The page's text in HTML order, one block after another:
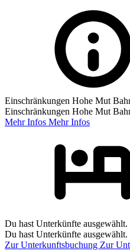
Einschränkungen Hohe Mut
Einschränkungen Hohe Mut
Mehr Infos Mehr Infos
Du hast Unterkünfte ausgewählt.
Du hast Unterkünfte ausgewählt.
Zur Unterkunftsbuchung Zur